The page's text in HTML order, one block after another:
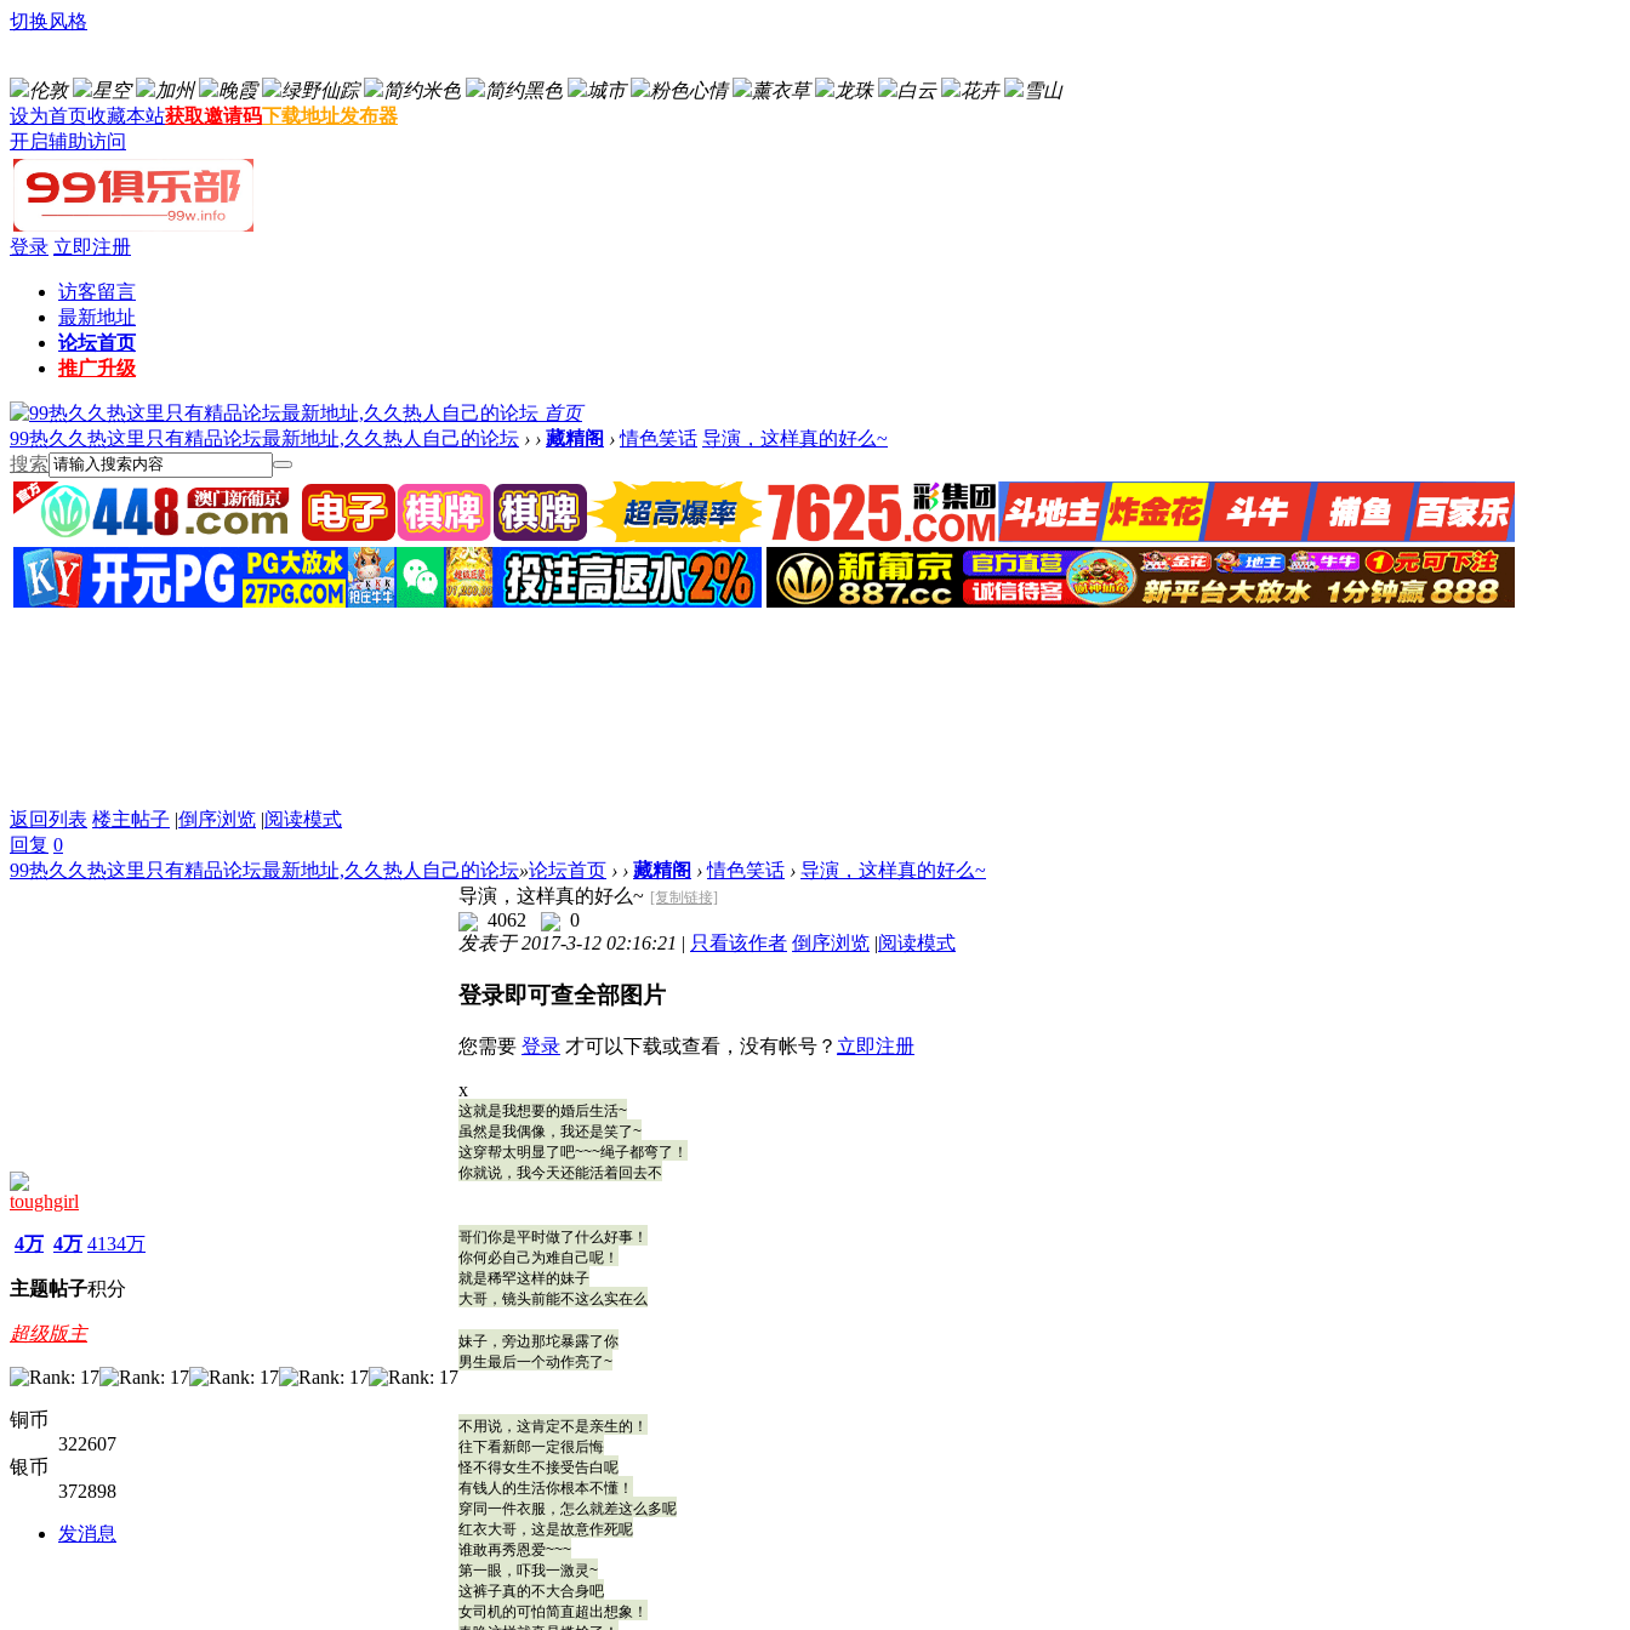
切换风格
伦敦 星空 加州 晚霞 绿野仙踪 简约米色 简约黑色 城市 粉色心情 薰衣草 龙珠 白云 花卉
雪山
设为首页收藏本站获取邀请码下载地址发布器
开启辅助访问
登录 立即注册
访客留言
最新地址
论坛首页
推广升级
首页
99热久久热这里只有精品论坛最新地址,久久热人自己的论坛 › › 藏精阁 › 情色笑话 导演，这样真的好么~
搜索
返回列表 楼主帖子 |倒序浏览 |阅读模式
回复 0
99热久久热这里只有精品论坛最新地址,久久热人自己的论坛»论坛首页 › › 藏精阁 › 情色笑话 › 导演，这样真的好么~
toughgirl
4万
主题
4万
帖子
4134万
积分
超级版主
铜币
322607
银币
372898
发消息
导演，这样真的好么~ [复制链接]
4062
0
发表于 2017-3-12 02:16:21 | 只看该作者 倒序浏览 |阅读模式
登录即可查全部图片
您需要 登录 才可以下载或查看，没有帐号？ 立即注册
x
这就是我想要的婚后生活~
虽然是我偶像，我还是笑了~
这穿帮太明显了吧~~~绳子都弯了！
你就说，我今天还能活着回去不
哥们你是平时做了什么好事！
你何必自己为难自己呢！
就是稀罕这样的妹子
大哥，镜头前能不这么实在么
妹子，旁边那坨暴露了你
男生最后一个动作亮了~
不用说，这肯定不是亲生的！
往下看新郎一定很后悔
怪不得女生不接受告白呢
有钱人的生活你根本不懂！
穿同一件衣服，怎么就差这么多呢
红衣大哥，这是故意作死呢
谁敢再秀恩爱~~~
第一眼，吓我一激灵~
这裤子真的不大合身吧
女司机的可怕简直超出想象！